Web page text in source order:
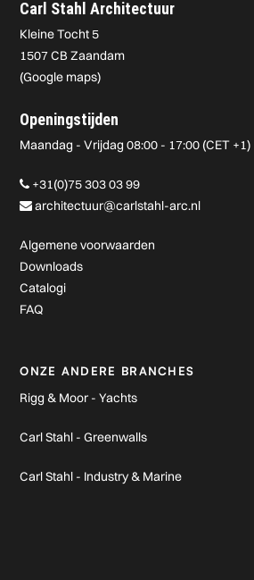
Carl Stahl Architectuur
Kleine Tocht 5
1507 CB Zaandam
(Google maps)
Openingstijden
Maandag - Vrijdag 08:00 - 17:00 (CET +1)
+31(0)75 303 03 99
architectuur@carlstahl-arc.nl
Algemene voorwaarden
Downloads
Catalogi
FAQ
ONZE ANDERE BRANCHES
Rigg & Moor - Yachts
Carl Stahl - Greenwalls
Carl Stahl - Industry & Marine